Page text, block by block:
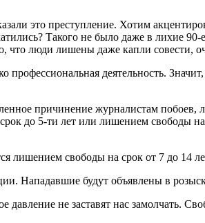
это преступление. Хотим
Такого не было даже в лихие
люди лишены даже капли совести,
деятельность.
причинение журналистам побоев,
до 5-ти лет или лишением свободы
лишением свободы на срок от 7 до 14
Нападавшие будут объявлены в
не заставят нас замолчать.